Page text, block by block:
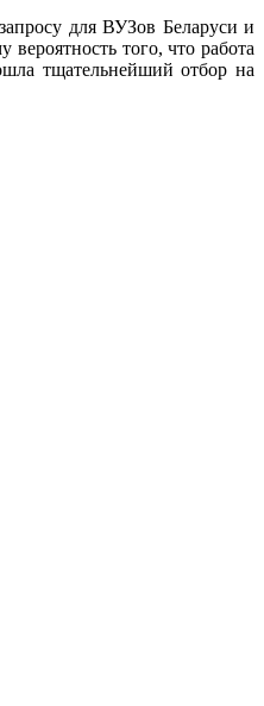
для ВУЗов Беларуси и
того, что работа
тщательнейший отбор на